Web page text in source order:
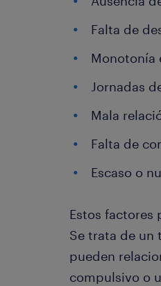
Falta de
Monotonía
Jornadas
Mala
Falta de
Escaso o
Estos factores
Se trata de un
pueden
compulsivo o